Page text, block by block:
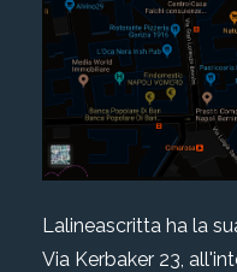
Lalineascritta ha la
Via Kerbaker 23,